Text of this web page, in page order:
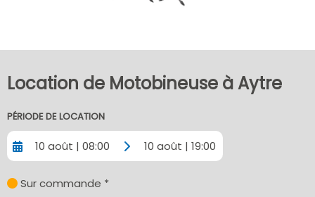
Location de Motobineuse à Aytre
PÉRIODE DE LOCATION
10 août | 08:00 10 août | 19:00
Sur commande *